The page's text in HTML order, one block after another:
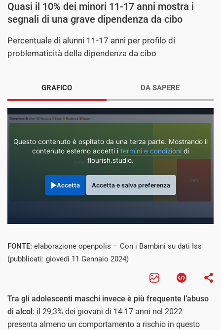
Quasi il 10% dei minori 11-17 anni mostra i
segnali di una grave dipendenza da cibo
Percentuale di alunni 11-17 anni per profilo di
problematicità della dipendenza da cibo
GRAFICO
Questo contenuto è ospitato da una terza parte. Mostrando il
contenuto esterno accetti i termini e condizioni di
flourish.studio.
Accetta Accetta e salva preferenza
DA SAPERE
FONTE: elaborazione openpolis – Con i Bambini su dati Iss
(pubblicati: giovedì 11 Gennaio 2024)
Tra gli adolescenti maschi invece è più frequente l’abuso
di alcol: il 29,3% dei giovani di 14-17 anni nel 2022
presenta almeno un comportamento a rischio in questo